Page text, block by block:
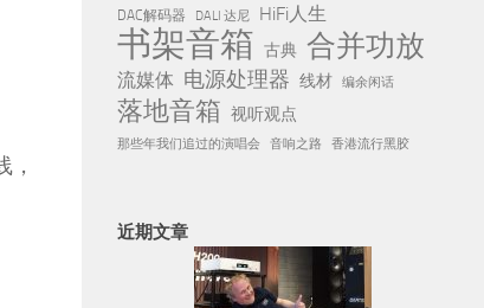
，
DAC解码器 DALI 达尼 HiFi人生
书架音箱 古典 合并功放
流媒体 电源处理器 线材 编余闲话
落地音箱 视听观点
那些年我们追过的演唱会 音响之路 香港流行黑胶
近期文章